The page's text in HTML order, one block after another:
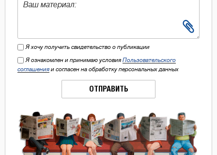
Я хочу получить свидетельство о публикации
Я ознакомлен и принимаю условия Пользовательского
соглашения и согласен на обработку персональных данных
ОТПРАВИТЬ